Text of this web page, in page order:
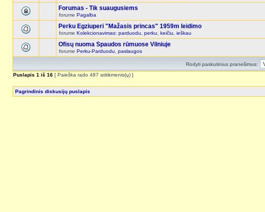
Forumas - Tik suaugusiems
forume Pagalba
Perku Egziuperi "Mažasis princas" 1959m leidimo
forume Kolekcionavimas: parduodu, perku, keičiu, ieškau
Ofisų nuoma Spaudos rūmuose Vilniuje
forume Perku-Parduodu, paslaugos
Rodyti paskutinius pranešimus:
Puslapis 1 iš 16 [ Paieška rado 487 atitikmenis(ų) ]
Pagrindinis diskusijų puslapis